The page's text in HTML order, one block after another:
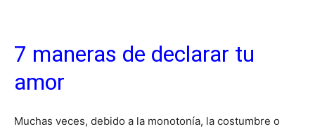
7 maneras de declarar tu
amor
Muchas veces, debido a la monotonía, la costumbre o